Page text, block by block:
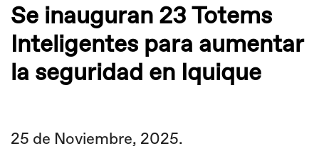
Se inauguran 23 Totems
Inteligentes para aumentar
la seguridad en Iquique
25 de Noviembre, 2025.